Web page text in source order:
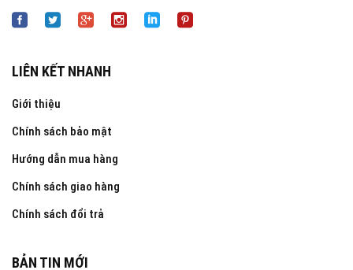
LIÊN KẾT NHANH
Giới thiệu
Chính sách bảo mật
Hướng dẫn mua hàng
Chính sách giao hàng
Chính sách đổi trả
BẢN TIN MỚI